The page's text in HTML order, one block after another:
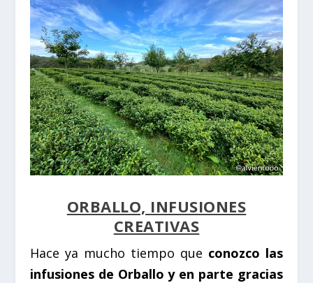
ORBALLO, INFUSIONES
CREATIVAS
Hace ya mucho tiempo que conozco las
infusiones de Orballo y en parte gracias